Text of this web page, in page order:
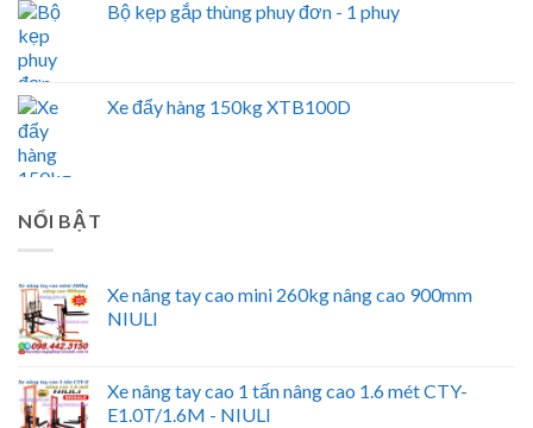
Bộ kẹp gắp thùng phuy đơn - 1 phuy
Xe đẩy hàng 150kg XTB100D
NỔI BẬT
Xe nâng tay cao mini 260kg nâng cao 900mm
NIULI
Xe nâng tay cao 1 tấn nâng cao 1.6 mét CTY-
E1.0T/1.6M - NIULI